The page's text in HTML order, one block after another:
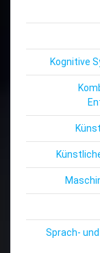
Kognitive
Sprach-